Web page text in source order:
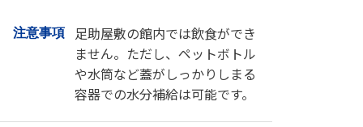
注意事項
足助屋敷の館内では飲食ができ
ません。ただし、ペットボトル
や水筒など蓋がしっかりしまる
容器での水分補給は可能です。